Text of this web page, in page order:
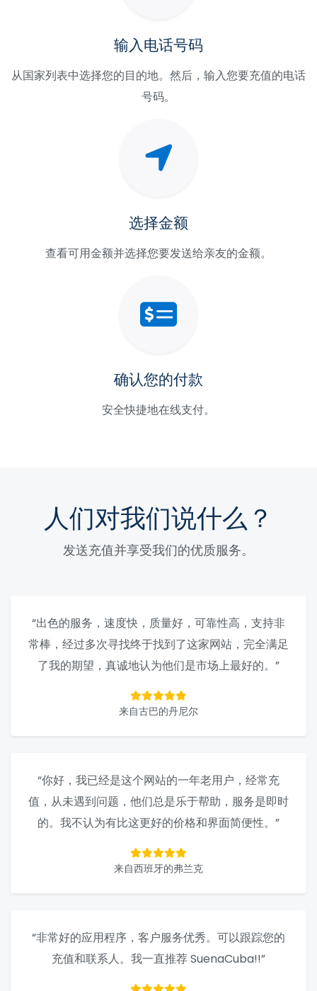
输入电话号码
从国家列表中选择您的目的地。然后，输入您要充值的电话
号码。
选择金额
查看可用金额并选择您要发送给亲友的金额。
确认您的付款
安全快捷地在线支付。
人们对我们说什么？
发送充值并享受我们的优质服务。
“出色的服务，速度快，质量好，可靠性高，支持非
常棒，经过多次寻找终于找到了这家网站，完全满足
了我的期望，真诚地认为他们是市场上最好的。”
来自古巴的丹尼尔
“你好，我已经是这个网站的一年老用户，经常充
值，从未遇到问题，他们总是乐于帮助，服务是即时
的。我不认为有比这更好的价格和界面简便性。”
来自西班牙的弗兰克
“非常好的应用程序，客户服务优秀。可以跟踪您的
充值和联系人。我一直推荐 SuenaCuba!!”